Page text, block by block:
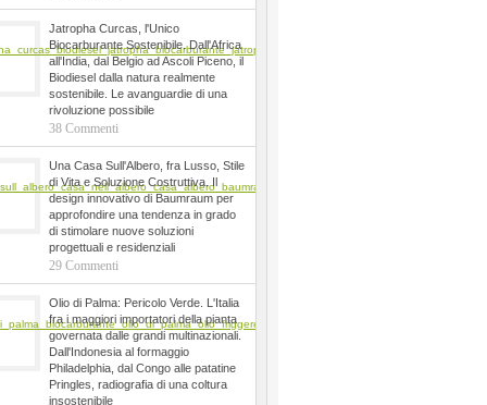
Jatropha Curcas, l'Unico
Biocarburante Sostenibile. Dall'Africa
all'India, dal Belgio ad Ascoli Piceno, il
Biodiesel dalla natura realmente
sostenibile. Le avanguardie di una
rivoluzione possibile
38 Commenti
Una Casa Sull'Albero, fra Lusso, Stile
di Vita e Soluzione Costruttiva. Il
design innovativo di Baumraum per
approfondire una tendenza in grado
di stimolare nuove soluzioni
progettuali e residenziali
29 Commenti
Olio di Palma: Pericolo Verde. L'Italia
fra i maggiori importatori della pianta
governata dalle grandi multinazionali.
Dall'Indonesia al formaggio
Philadelphia, dal Congo alle patatine
Pringles, radiografia di una coltura
insostenibile